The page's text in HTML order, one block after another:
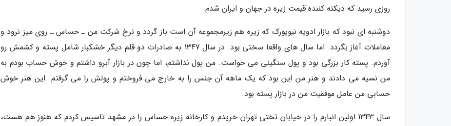
روزی رسید که دیکته کننده قیمت زیره در جهان و ایران شدم.
دوشنبه ای نبود که بازار ادویه نیویورک که زیره هم زیرمجموعه آن است باز گردد و نرخ شرکت من ـ حساس ـ روی میز نرود و
معاملات آغاز بگردد. اما سال های واقعا سختی بود. در سال 1347 به صادرات دو قلم دیگر خشکبار شامل پسته و کشمش رو
آوردم. پسته کار بزرگی بود و پول سنگینی می خواست. من پول نداشتم، اما چون در بازار آبرو داشتم و خوش حساب بودم به
من نسیه می دادند و هنر من این بود که یک ماهه آن جنس را به خارج می فروختم و پولش را می گرفتم. این هنر خوش
حسابی من عامل موفقیت من در بازار پسته بود.
سال 1343 اولین انبارم را در خیابان تختی تهران خریدم و کارخانه زیره حساس را در مشهد تاسیس کردم که هنوز هم هست،